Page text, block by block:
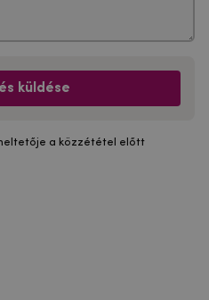
küldése
a közzététel előtt